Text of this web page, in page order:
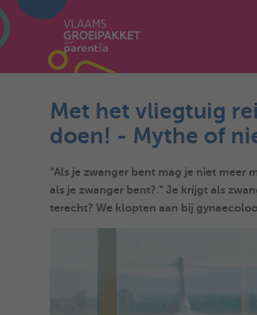
Met het vliegtuig
doen! - Mythe of
“Als je zwanger bent mag je niet meer
als je zwanger bent?.” Je krijgt als
terecht? We klopten aan bij